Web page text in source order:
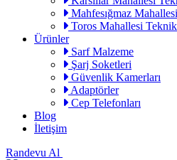
Mahfesığmaz
Toros Mahallesi
Ürünler
Sarf Malzeme
Şarj Soketleri
Güvenlik Kamerları
Adaptörler
Cep Telefonları
Blog
İletişim
Randevu Al